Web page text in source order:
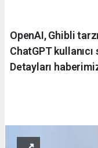
OpenAI, Ghibli
ChatGPT kullanıcı
Detayları